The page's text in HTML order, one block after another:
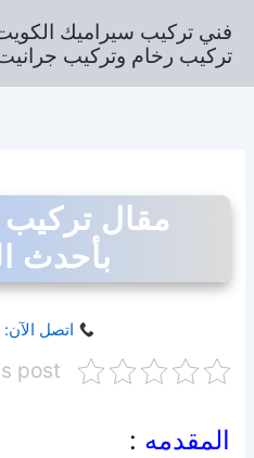
المحتوى
تركيب رخام وتركيب
مقال تركيب
بأحدث
اتصل الآن: 67613790
post
المقدمه :